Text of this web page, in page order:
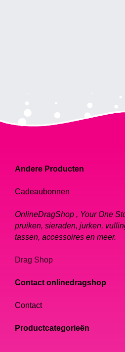
Andere Producten
Cadeaubonnen
OnlineDragShop , Your One
pruiken, sieraden, jurken,
tassen, accessoires en meer.
Drag Shop
Contact onlinedragshop
Contact
Productcategorieën